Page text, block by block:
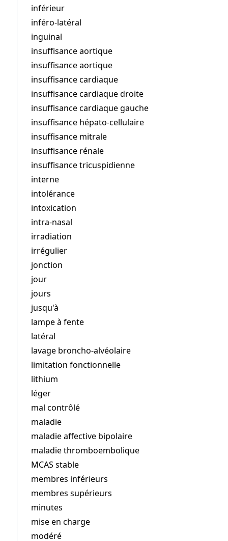
inférieur
inféro-latéral
inguinal
insuffisance aortique
insuffisance aortique
insuffisance cardiaque
insuffisance cardiaque droite
insuffisance cardiaque gauche
insuffisance hépato-cellulaire
insuffisance mitrale
insuffisance rénale
insuffisance tricuspidienne
interne
intolérance
intoxication
intra-nasal
irradiation
irrégulier
jonction
jour
jours
jusqu'à
lampe à fente
latéral
lavage broncho-alvéolaire
limitation fonctionnelle
lithium
léger
mal contrôlé
maladie
maladie affective bipolaire
maladie thromboembolique
MCAS stable
membres inférieurs
membres supérieurs
minutes
mise en charge
modéré